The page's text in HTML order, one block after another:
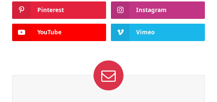
Pinterest Instagram
YouTube Vimeo